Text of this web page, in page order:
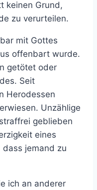
keinen Grund,
zu verurteilen.
mit Gottes
offenbart wurde.
getötet oder
Seit
Herodessen
Unzählige
geblieben
eines
jemand zu
ich an anderer